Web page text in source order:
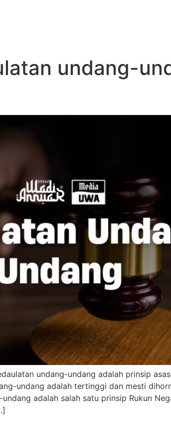
undang-
undang-undang adalah prinsip
undang adalah tertinggi dan mesti
adalah salah satu prinsip Rukun